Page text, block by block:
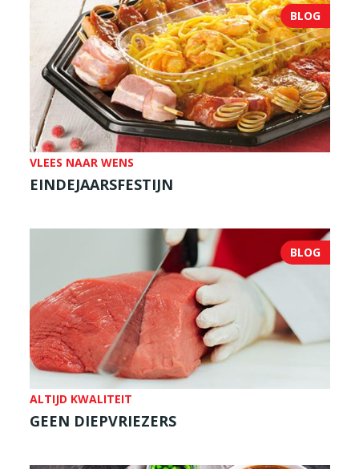
BLOG
VLEES NAAR WENS
EINDEJAARSFESTIJN
BLOG
ALTIJD KWALITEIT
GEEN DIEPVRIEZERS